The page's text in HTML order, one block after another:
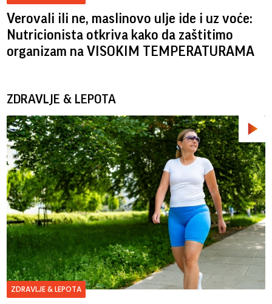
Verovali ili ne, maslinovo ulje ide i uz voće:
Nutricionista otkriva kako da zaštitimo
organizam na VISOKIM TEMPERATURAMA
ZDRAVLJE & LEPOTA
ZDRAVLJE & LEPOTA